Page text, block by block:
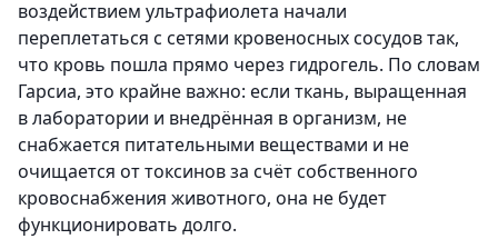
воздействием ультрафиолета начали
переплетаться с сетями кровеносных сосудов так,
что кровь пошла прямо через гидрогель. По словам
Гарсиа, это крайне важно: если ткань, выращенная
в лаборатории и внедрённая в организм, не
снабжается питательными веществами и не
очищается от токсинов за счёт собственного
кровоснабжения животного, она не будет
функционировать долго.